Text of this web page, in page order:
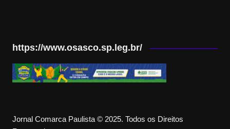
https://www.osasco.sp.leg.br/
Jornal Comarca Paulista © 2025. Todos os Direitos